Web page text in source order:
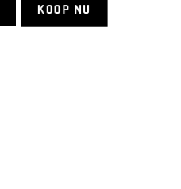
KOOP NU